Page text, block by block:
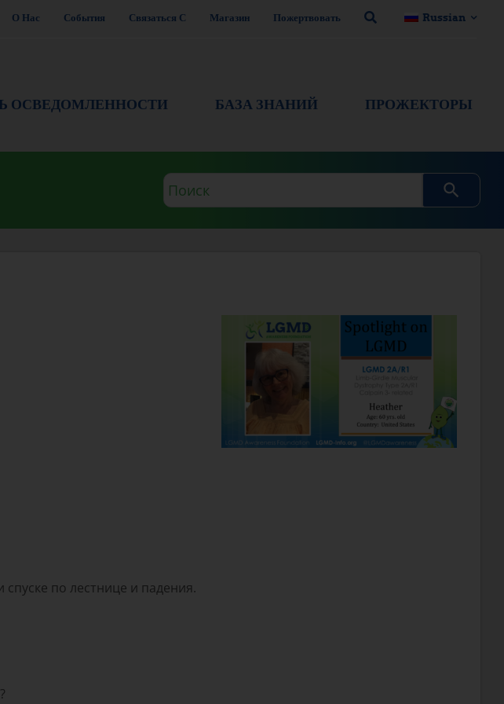
О Нас События Связаться С Магазин Пожертвовать Russian
ОСВЕДОМЛЕННОСТИ БАЗА ЗНАНИЙ ПРОЖЕКТОРЫ
Поисковый
запрос
по лестнице и падения.
?